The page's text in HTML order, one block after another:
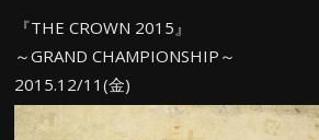
『THE CROWN 2015』
～GRAND CHAMPIONSHIP～
2015.12/11(金)